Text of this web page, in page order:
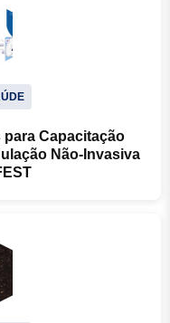
para Capacitação
Não-Invasiva